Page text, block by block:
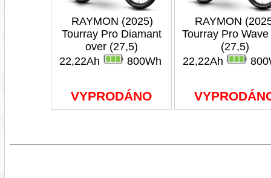
RAYMON (2025)
Tourray Pro Diamant
over (27,5)
22,22Ah
800Wh
VYPRODÁNO
RAYMON
Tourray Pro Wave
(27,5)
22,22Ah